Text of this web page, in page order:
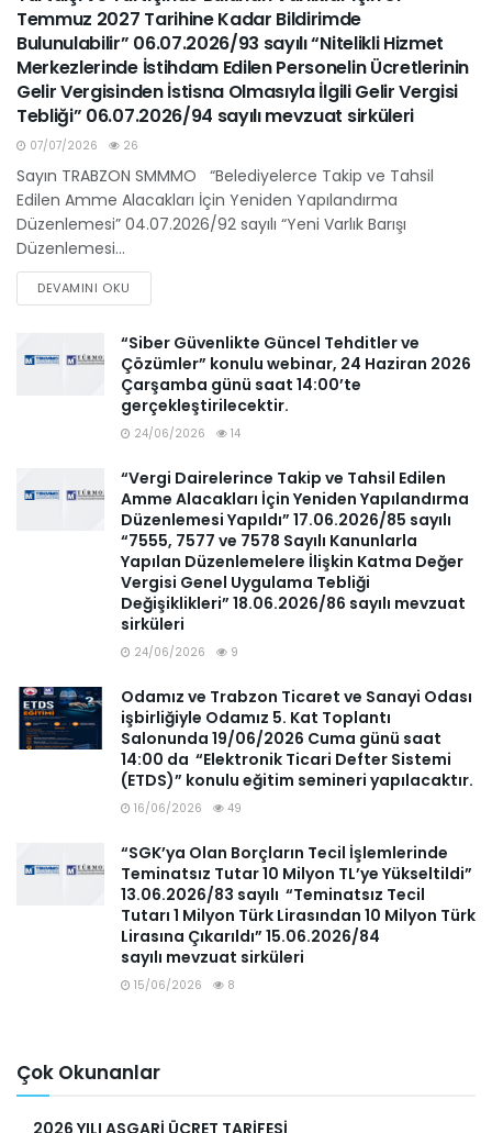
Temmuz 2027 Tarihine Kadar Bildirimde
Bulunulabilir” 06.07.2026/93 sayılı “Nitelikli Hizmet
Merkezlerinde İstihdam Edilen Personelin Ücretlerinin
Gelir Vergisinden İstisna Olmasıyla İlgili Gelir Vergisi
Tebliği” 06.07.2026/94 sayılı mevzuat sirküleri
07/07/2026 26
Sayın TRABZON SMMMO “Belediyelerce Takip ve Tahsil
Edilen Amme Alacakları İçin Yeniden Yapılandırma
Düzenlemesi” 04.07.2026/92 sayılı “Yeni Varlık Barışı
Düzenlemesi...
DEVAMINI OKU
“Siber Güvenlikte Güncel Tehditler ve
Çözümler” konulu webinar, 24 Haziran 2026
Çarşamba günü saat 14:00’te
gerçekleştirilecektir.
24/06/2026 14
“Vergi Dairelerince Takip ve Tahsil Edilen
Amme Alacakları İçin Yeniden Yapılandırma
Düzenlemesi Yapıldı” 17.06.2026/85 sayılı
“7555, 7577 ve 7578 Sayılı Kanunlarla
Yapılan Düzenlemelere İlişkin Katma Değer
Vergisi Genel Uygulama Tebliği
Değişiklikleri” 18.06.2026/86 sayılı mevzuat
sirküleri
24/06/2026 9
Odamız ve Trabzon Ticaret ve Sanayi Odası
işbirliğiyle Odamız 5. Kat Toplantı
Salonunda 19/06/2026 Cuma günü saat
14:00 da “Elektronik Ticari Defter Sistemi
(ETDS)” konulu eğitim semineri yapılacaktır.
16/06/2026 49
“SGK’ya Olan Borçların Tecil İşlemlerinde
Teminatsız Tutar 10 Milyon TL’ye Yükseltildi”
13.06.2026/83 sayılı “Teminatsız Tecil
Tutarı 1 Milyon Türk Lirasından 10 Milyon Türk
Lirasına Çıkarıldı” 15.06.2026/84
sayılı mevzuat sirküleri
15/06/2026 8
Çok Okunanlar